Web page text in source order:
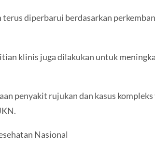
terus diperbarui berdasarkan
klinis juga dilakukan untuk
penyakit rujukan dan kasus kompleks
Nasional